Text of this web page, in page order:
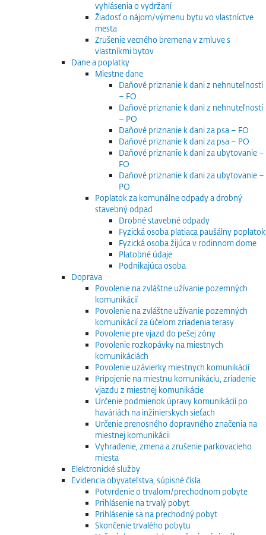
vyhlásenia o vydržaní
Žiadosť o nájom/výmenu bytu vo vlastníctve
mesta
Zrušenie vecného bremena v zmluve s
vlastníkmi bytov
Dane a poplatky
Miestne dane
Daňové priznanie k dani z nehnuteľností
– FO
Daňové priznanie k dani z nehnuteľností
– PO
Daňové priznanie k dani za psa – FO
Daňové priznanie k dani za psa – PO
Daňové priznanie k dani za ubytovanie –
FO
Daňové priznanie k dani za ubytovanie –
PO
Poplatok za komunálne odpady a drobný
stavebný odpad
Drobné stavebné odpady
Fyzická osoba platiaca paušálny poplatok
Fyzická osoba žijúca v rodinnom dome
Platobné údaje
Podnikajúca osoba
Doprava
Povolenie na zvláštne užívanie pozemných
komunikácií
Povolenie na zvláštne užívanie pozemných
komunikácií za účelom zriadenia terasy
Povolenie pre vjazd do pešej zóny
Povolenie rozkopávky na miestnych
komunikáciách
Povolenie uzávierky miestnych komunikácií
Pripojenie na miestnu komunikáciu, zriadenie
vjazdu z miestnej komunikácie
Určenie podmienok úpravy komunikácií po
haváriách na inžinierskych sieťach
Určenie prenosného dopravného značenia na
miestnej komunikácii
Vyhradenie, zmena a zrušenie parkovacieho
miesta
Elektronické služby
Evidencia obyvateľstva, súpisné čísla
Potvrdenie o trvalom/prechodnom pobyte
Prihlásenie na trvalý pobyt
Prihlásenie sa na prechodný pobyt
Skončenie trvalého pobytu